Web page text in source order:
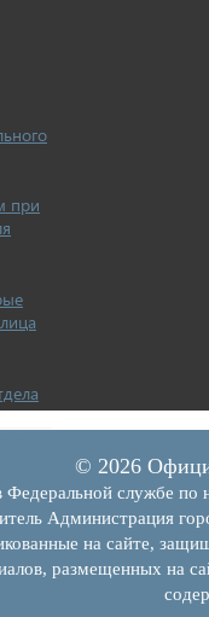
при
© 2026
Федеральной службе
Администрация
на сайте,
размещенных на